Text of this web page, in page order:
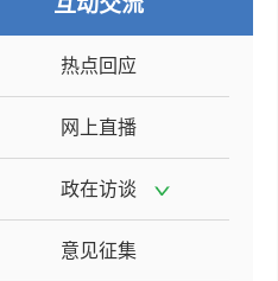
热点回应
网上直播
政在访谈
意见征集